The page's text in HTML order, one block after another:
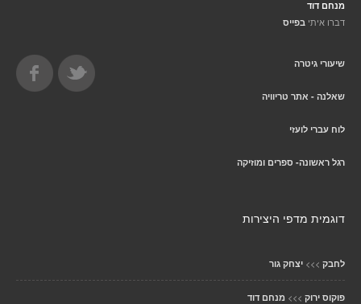
מנחם דוד
דברו איתי בפייס
שיעורי גיטרה
שאלנה - אתר טריוויה
לוח עברי לועזי
רגל ראשונה- ספרים ומוזיקה
דוגמית מדפי היצירות
לחבק >>> יצחק גור
פוקוס ירוק >>> מנחם דוד